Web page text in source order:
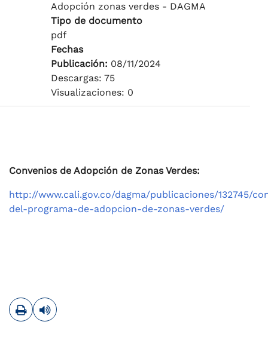
Adopción zonas verdes - DAGMA
Tipo de documento
pdf
Fechas
Publicación: 08/11/2024
Descargas: 75
Visualizaciones: 0
Convenios de Adopción de Zonas Verdes:
http://www.cali.gov.co/dagma/publicaciones/132745/
del-programa-de-adopcion-de-zonas-verdes/
ImprimirLeer contenido